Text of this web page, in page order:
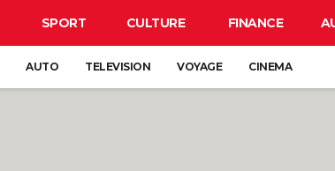
SPORT CULTURE FINANCE
AUTO TELEVISION VOYAGE CINEMA